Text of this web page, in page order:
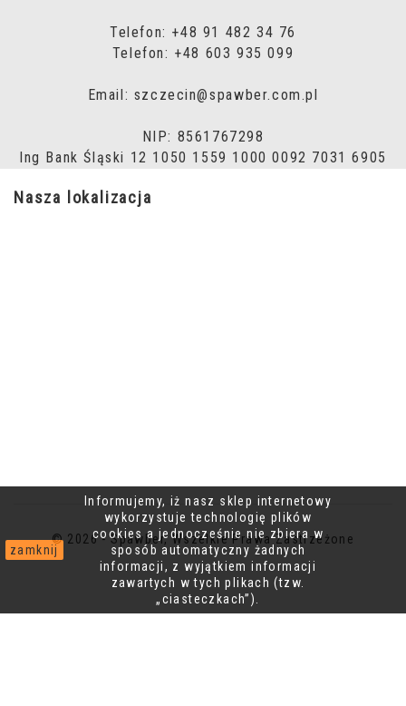
zamknij
Informujemy, iż nasz sklep internetowy
wykorzystuje technologię plików
cookies a jednocześnie nie zbiera w
sposób automatyczny żadnych
informacji, z wyjątkiem informacji
zawartych w tych plikach (tzw.
„ciasteczkach”).
Telefon: +48 91 482 34 76
Telefon: +48 603 935 099
Email: szczecin@spawber.com.pl
NIP: 8561767298
Ing Bank Śląski 12 1050 1559 1000 0092 7031 6905
Nasza lokalizacja
© 2026 - Spawber, Wszelkie Prawa Zastrzeżone